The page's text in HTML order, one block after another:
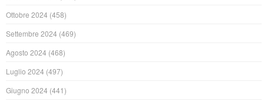
Ottobre 2024 (458)
Settembre 2024 (469)
Agosto 2024 (468)
Luglio 2024 (497)
Giugno 2024 (441)